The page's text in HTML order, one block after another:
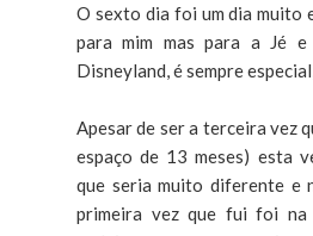
O sexto dia foi um dia muito
para mim mas para a Jé
Disneyland, é sempre
Apesar de ser a terceira vez
espaço de 13 meses) esta
que seria muito diferente e
primeira vez que fui foi na